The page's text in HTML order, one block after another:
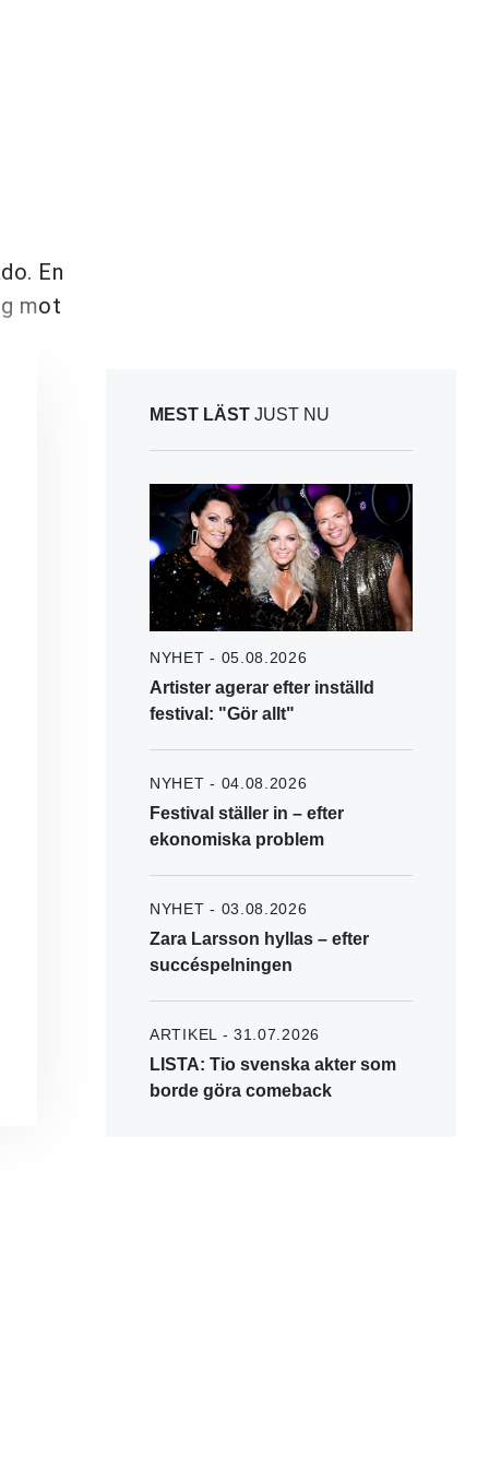
En
mot
MEST LÄST JUST NU
NYHET - 05.08.2026
Artister agerar efter inställd
festival: "Gör allt"
NYHET - 04.08.2026
Festival ställer in – efter
ekonomiska problem
NYHET - 03.08.2026
Zara Larsson hyllas – efter
succéspelningen
ARTIKEL - 31.07.2026
LISTA: Tio svenska akter som
borde göra comeback